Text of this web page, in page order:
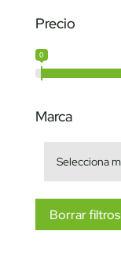
Precio
0
Marca
Borrar filtros